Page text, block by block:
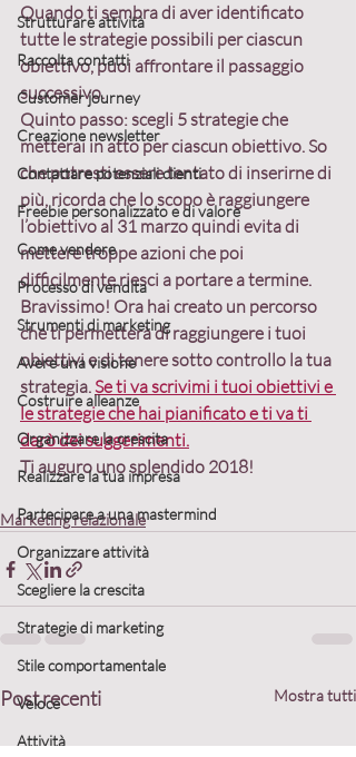
Strutturare attività
Raccolta contatti
Customer journey
Creazione newsletter
Contattare potenziali clienti
Freebie personalizzato e di valore
Come vendere
Processo di vendita
Strumenti di marketing
Avere una visione
Costruire alleanze
Organizzare la crescita
Realizzare la tua impresa
Partecipare a una mastermind
Organizzare attività
Scegliere la crescita
Strategie di marketing
Stile comportamentale
Veloce
Attività
Quando ti sembra di aver identificato
tutte le strategie possibili per ciascun
obiettivo, puoi affrontare il passaggio
successivo.
Quinto passo: scegli 5 strategie che
metterai in atto per ciascun obiettivo. So
che potresti essere tentato di inserirne di
più, ricorda che lo scopo è raggiungere
l’obiettivo al 31 marzo quindi evita di
mettere troppe azioni che poi
difficilmente riesci a portare a termine.
Bravissimo! Ora hai creato un percorso
che ti permetterà di raggiungere i tuoi
obiettivi e di tenere sotto controllo la tua
strategia. Se ti va scrivimi i tuoi obiettivi e
le strategie che hai pianificato e ti va ti
darò dei suggerimenti.
Ti auguro uno splendido 2018!
Marketing relazionale
Post recenti Mostra tutti